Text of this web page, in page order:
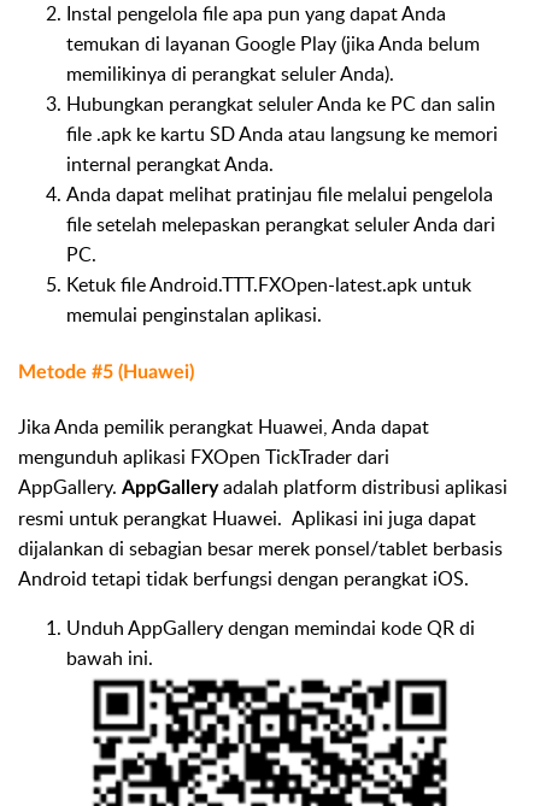
Instal pengelola file apa pun yang dapat Anda
temukan di layanan Google Play (jika Anda belum
memilikinya di perangkat seluler Anda).
Hubungkan perangkat seluler Anda ke PC dan salin
file .apk ke kartu SD Anda atau langsung ke memori
internal perangkat Anda.
Anda dapat melihat pratinjau file melalui pengelola
file setelah melepaskan perangkat seluler Anda dari
PC.
Ketuk file Android.TTT.FXOpen-latest.apk untuk
memulai penginstalan aplikasi.
Metode #5 (Huawei)
Jika Anda pemilik perangkat Huawei, Anda dapat
mengunduh aplikasi FXOpen TickTrader dari
AppGallery. AppGalleryadalah platform distribusi aplikasi
resmi untuk perangkat Huawei. Aplikasi ini juga dapat
dijalankan di sebagian besar merek ponsel/tablet berbasis
Android tetapi tidak berfungsi dengan perangkat iOS.
Unduh AppGallery dengan memindai kode QR di
bawah ini.